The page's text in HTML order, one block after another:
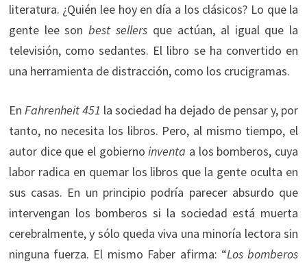
literatura. ¿Quién lee hoy en día a los clásicos? Lo que la
gente lee sonbestsellers que actúan, al igual que la
televisión, como sedantes. El libro se ha convertido en
una herramienta de distracción, como los crucigramas.
En Fahrenheit 451 la sociedad ha dejado de pensar y, por
tanto, no necesita los libros. Pero, al mismo tiempo, el
autor dice que el gobiernoinventa a los bomberos, cuya
labor radica en quemar los libros que la gente oculta en
sus casas. En un principio podría parecer absurdo que
intervengan los bomberos si la sociedad está muerta
cerebralmente, y sólo queda viva una minoría lectora sin
ninguna fuerza. El mismo Faber afirma: “Los bomberos